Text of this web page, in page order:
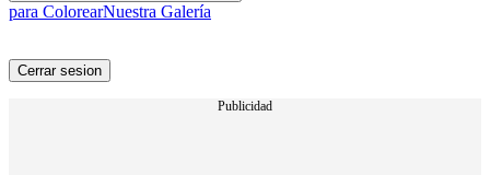
para ColorearNuestra Galería
Cerrar sesion
Publicidad